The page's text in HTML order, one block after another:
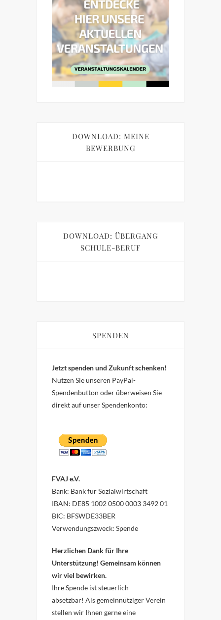
DOWNLOAD: MEINE
BEWERBUNG
DOWNLOAD: ÜBERGANG
SCHULE-BERUF
SPENDEN
Jetzt spenden und Zukunft schenken!
Nutzen Sie unseren PayPal-
Spendenbutton oder überweisen Sie
direkt auf unser Spendenkonto:
FVAJ e.V.
Bank: Bank für Sozialwirtschaft
IBAN: DE85 1002 0500 0003 3492 01
BIC: BFSWDE33BER
Verwendungszweck: Spende
Herzlichen Dank für Ihre
Unterstützung! Gemeinsam können
wir viel bewirken.
Ihre Spende ist steuerlich
absetzbar! Als gemeinnütziger Verein
stellen wir Ihnen gerne eine